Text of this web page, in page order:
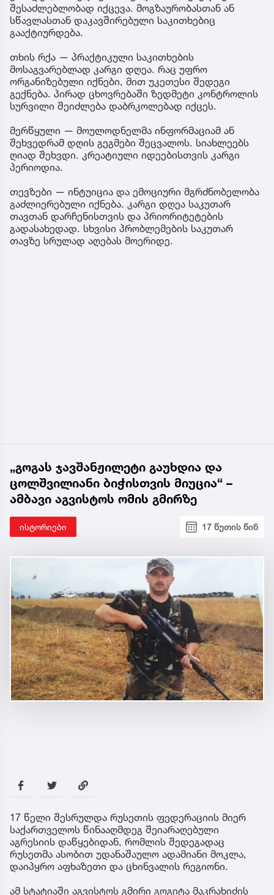
შესაძლებლობად იქცევა. მოგზაურობასთან ან
სწავლასთან დაკავშირებული საკითხებიც
გააქტიურდება.
თხის რქა — პრაქტიკული საკითხების
მოსაგვარებლად კარგი დღეა. რაც უფრო
ორგანიზებული იქნები, მით უკეთესი შედეგი
გექნება. პირად ცხოვრებაში ზედმეტი კონტროლის
სურვილი შეიძლება დაბრკოლებად იქცეს.
მერწყული — მოულოდნელმა ინფორმაციამ ან
შეხვედრამ დღის გეგმები შეცვალოს. სიახლეებს
ღიად შეხვდი. კრეატიული იდეებისთვის კარგი
პერიოდია.
თევზები — ინტუიცია და ემოციური მგრძნობელობა
გაძლიერებული იქნება. კარგი დღეა საკუთარ
თავთან დარჩენისთვის და პრიორიტეტების
გადასახედად. სხვისი პრობლემების საკუთარ
თავზე სრულად აღებას მოერიდე.
„გოგას ჯავშანჟილეტი გაუხდია და
ცოლშვილიანი ბიჭისთვის მიუცია“ –
ამბავი აგვისტოს ომის გმირზე
ისტორიები 17 წუთის წინ
17 წელი შესრულდა რუსეთის ფედერაციის მიერ
საქართველოს წინააღმდეგ შეიარაღებული
აგრესიის დაწყებიდან, რომლის შედეგადაც
რუსეთმა ასობით უდანაშაულო ადამიანი მოკლა,
დაიპყრო აფხაზეთი და ცხინვალის რეგიონი.
ამ სტატიაში აგვისტოს გმირი გოგიტა მაკრახიძის